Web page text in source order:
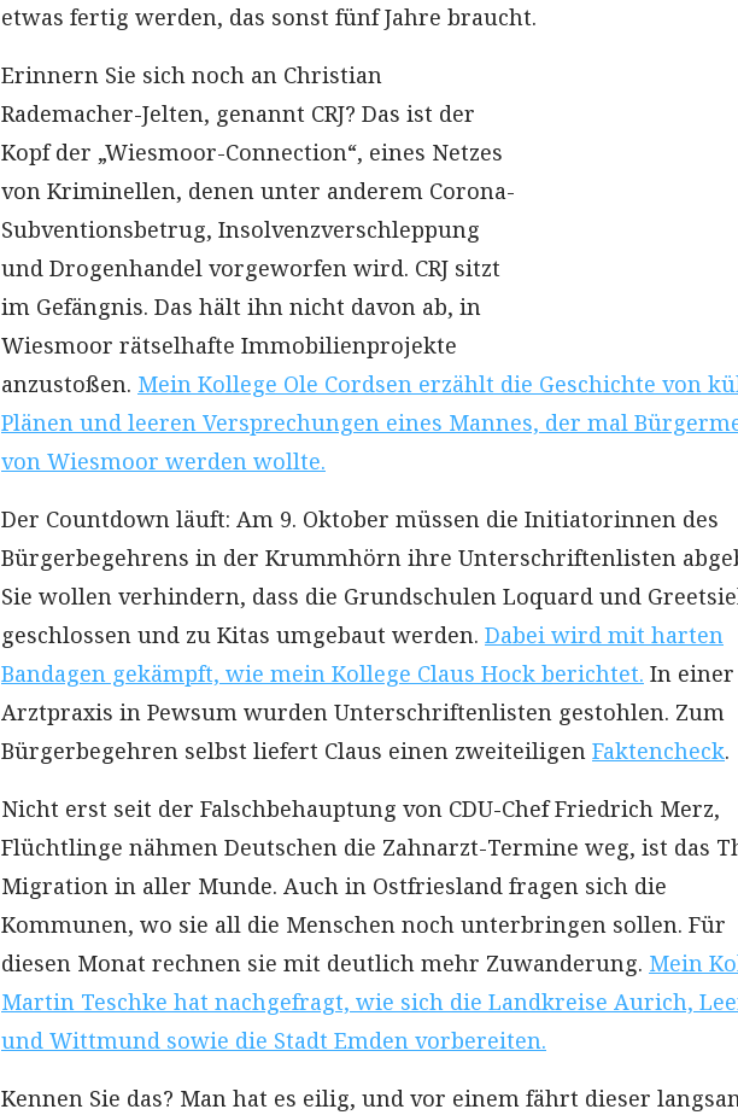
etwas fertig werden, das sonst fünf Jahre braucht.
Erinnern Sie sich noch an Christian
Rademacher-Jelten, genannt CRJ? Das ist der
Kopf der „Wiesmoor-Connection“, eines Netzes
von Kriminellen, denen unter anderem Corona-
Subventionsbetrug, Insolvenzverschleppung
und Drogenhandel vorgeworfen wird. CRJ sitzt
im Gefängnis. Das hält ihn nicht davon ab, in
Wiesmoor rätselhafte Immobilienprojekte
anzustoßen. Mein Kollege Ole Cordsen erzählt die Geschichte von
Plänen und leeren Versprechungen eines Mannes, der mal
von Wiesmoor werden wollte.
Der Countdown läuft: Am 9. Oktober müssen die Initiatorinnen des
Bürgerbegehrens in der Krummhörn ihre Unterschriftenlisten
Sie wollen verhindern, dass die Grundschulen Loquard und
geschlossen und zu Kitas umgebaut werden. Dabei wird mit harten
Bandagen gekämpft, wie mein Kollege Claus Hock berichtet. In einer
Arztpraxis in Pewsum wurden Unterschriftenlisten gestohlen. Zum
Bürgerbegehren selbst liefert Claus einen zweiteiligen Faktencheck.
Nicht erst seit der Falschbehauptung von CDU-Chef Friedrich Merz,
Flüchtlinge nähmen Deutschen die Zahnarzt-Termine weg, ist das
Migration in aller Munde. Auch in Ostfriesland fragen sich die
Kommunen, wo sie all die Menschen noch unterbringen sollen. Für
diesen Monat rechnen sie mit deutlich mehr Zuwanderung. Mein
Martin Teschke hat nachgefragt, wie sich die Landkreise Aurich,
und Wittmund sowie die Stadt Emden vorbereiten.
Kennen Sie das? Man hat es eilig, und vor einem fährt dieser